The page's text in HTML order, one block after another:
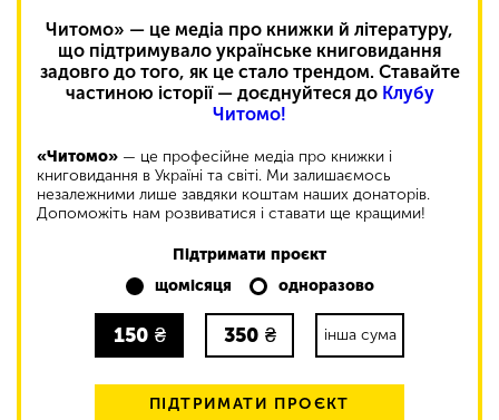
Читомо» — це медіа про книжки й літературу,
що підтримувало українське книговидання
задовго до того, як це стало трендом. Ставайте
частиною історії — доєднуйтеся до Клубу
Читомо!
«Читомо» — це професійне медіа про книжки і
книговидання в Україні та світі. Ми залишаємось
незалежними лише завдяки коштам наших донаторів.
Допоможіть нам розвиватися і ставати ще кращими!
Підтримати проєкт
щомісяця
одноразово
150 ₴ 350 ₴ інша сума
ПІДТРИМАТИ ПРОЄКТ